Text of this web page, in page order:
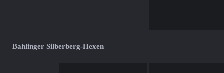
Bahlinger Silberberg-Hexen